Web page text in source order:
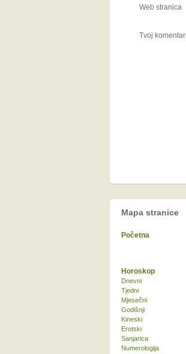
Web stranica
Tvoj komentar
Mapa stranice
Početna
Horoskop
Dnevni
Tjedni
Mjesečni
Godišnji
Kineski
Erotski
Sanjarica
Numerologija